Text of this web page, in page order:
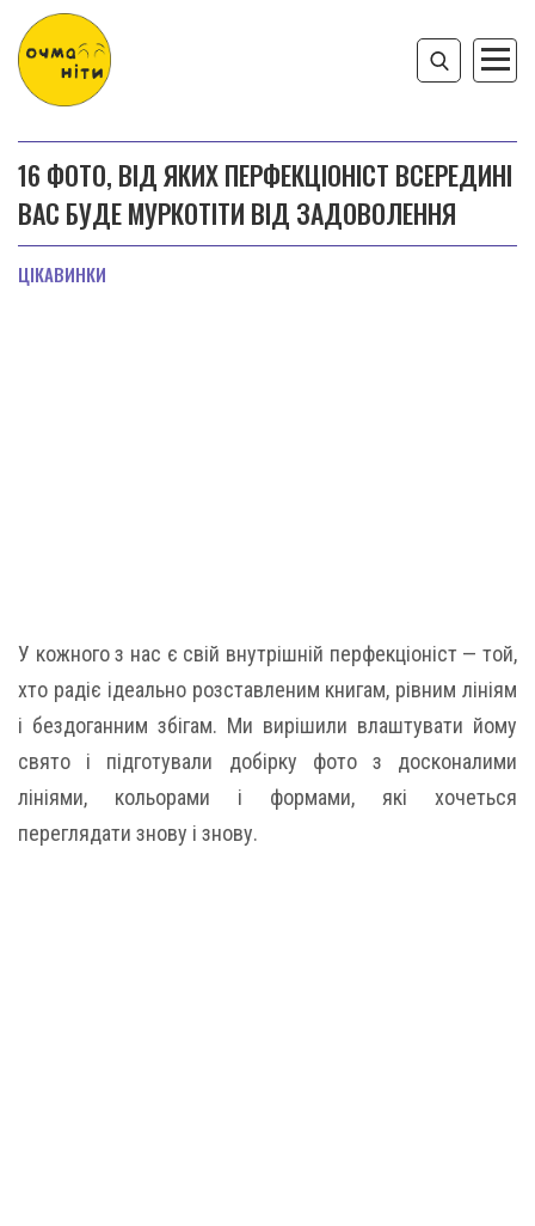
16 ФОТО, ВІД ЯКИХ ПЕРФЕКЦІОНІСТ ВСЕРЕДИНІ
ВАС БУДЕ МУРКОТІТИ ВІД ЗАДОВОЛЕННЯ
ЦІКАВИНКИ
У кожного з нас є свій внутрішній перфекціоніст — той,
хто радіє ідеально розставленим книгам, рівним лініям
і бездоганним збігам. Ми вирішили влаштувати йому
свято і підготували добірку фото з досконалими
лініями, кольорами і формами, які хочеться
переглядати знову і знову.